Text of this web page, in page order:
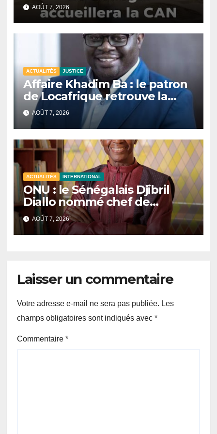
AOÛT 7, 2026
ACTUALITÉS JUSTICE
Affaire Khadim Ba : le patron
de Locafrique retrouve la
liberté.
AOÛT 7, 2026
ACTUALITÉS INTERNATIONAL
ONU : le Sénégalais Djibril
Diallo nommé chef de
cabinet du président de la
81e Assemblée générale.
AOÛT 7, 2026
Laisser un commentaire
Votre adresse e-mail ne sera pas publiée. Les
champs obligatoires sont indiqués avec *
Commentaire *